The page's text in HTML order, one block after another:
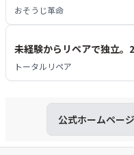
おそうじ革命
未経験からリペアで独立
トータルリペア
公式ホームペー